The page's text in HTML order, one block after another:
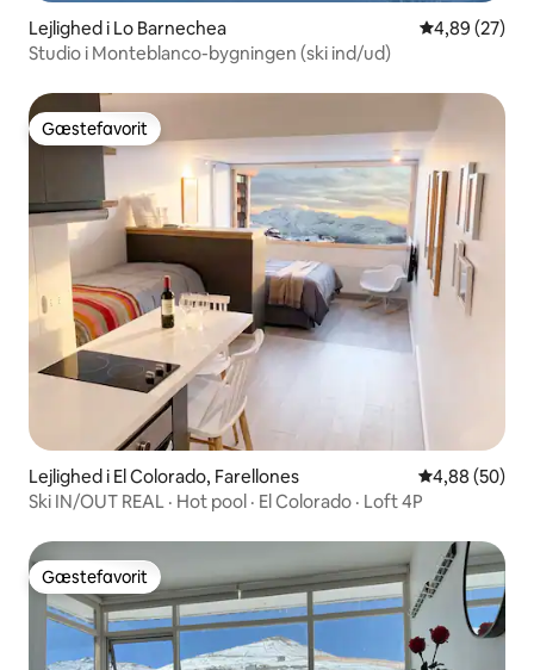
Lejlighed i Lo Barnechea 4,89 ud af 5 i
4,89 (27)
Studio i Monteblanco-bygningen (ski ind/ud)
Gæstefavorit
Gæstefavorit
Lejlighed i El Colorado, Farellones 4,88 ud af 5 i
4,88 (50)
Ski IN/OUT REAL · Hot pool · El Colorado · Loft 4P
Gæstefavorit
Gæstefavorit